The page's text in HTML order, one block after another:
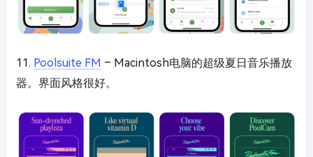
11. Poolsuite FM – Macintosh电脑的超级夏日音乐播放
器。界面风格很好。